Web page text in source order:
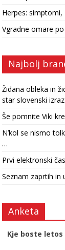
Herpes:
Vgradne omare
Najbolj
Židana obleka in
star slovenski
Še pomnite Viki
N’kol se nismo
…
Prvi elektronski
Seznam zaprtih in
Anketa
Kje boste